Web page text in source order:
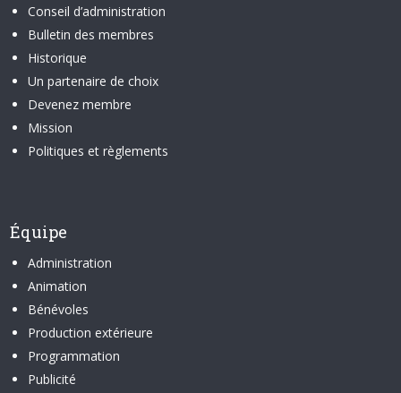
Conseil d’administration
Bulletin des membres
Historique
Un partenaire de choix
Devenez membre
Mission
Politiques et règlements
Équipe
Administration
Animation
Bénévoles
Production extérieure
Programmation
Publicité